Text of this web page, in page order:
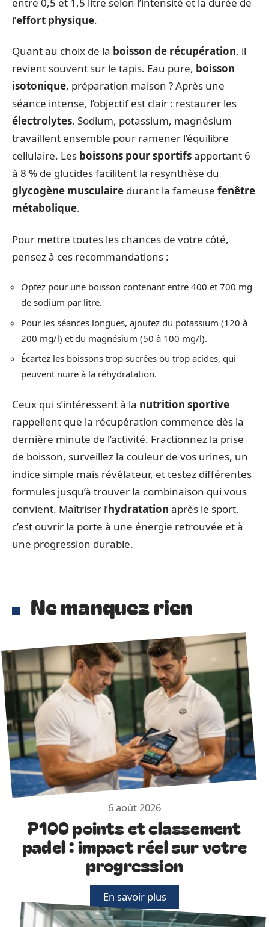
l’effort physique.
Quant au choix de la boisson de récupération, il
revient souvent sur le tapis. Eau pure, boisson
isotonique, préparation maison ? Après une
séance intense, l’objectif est clair : restaurer les
électrolytes. Sodium, potassium, magnésium
travaillent ensemble pour ramener l’équilibre
cellulaire. Les boissons pour sportifsapportant 6
à 8 % de glucides facilitent la resynthèse du
glycogène musculaire durant la fameuse fenêtre
métabolique.
Pour mettre toutes les chances de votre côté,
pensez à ces recommandations :
Optez pour une boisson contenant entre 400 et 700 mg
de sodium par litre.
Pour les séances longues, ajoutez du potassium (120 à
200 mg/l) et du magnésium (50 à 100 mg/l).
Écartez les boissons trop sucrées ou trop acides, qui
peuvent nuire à la réhydratation.
Ceux qui s’intéressent à la nutrition sportive
rappellent que la récupération commence dès la
dernière minute de l’activité. Fractionnez la prise
de boisson, surveillez la couleur de vos urines, un
indice simple mais révélateur, et testez différentes
formules jusqu’à trouver la combinaison qui vous
convient. Maîtriser l’hydratation après le sport,
c’est ouvrir la porte à une énergie retrouvée et à
une progression durable.
Ne manquez rien
6 août 2026
P100 points et classement
padel : impact réel sur votre
progression
En savoir plus